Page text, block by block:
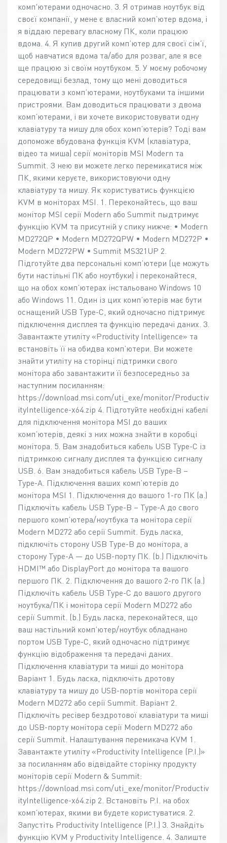
комп'ютерами одночасно. 3. Я отримав ноутбук від
своєї компанії, у мене є власний комп’ютер вдома, і
я віддаю перевагу власному ПК, коли працюю
вдома. 4. Я купив другий комп’ютер для своєї сім’ї,
щоб навчатися вдома та/або для розваг, але я все
ще працюю зі своїм ноутбуком. 5. У моєму робочому
середовищі безлад, тому що мені доводиться
працювати з комп’ютерами, ноутбуками та іншими
пристроями. Вам доводиться працювати з двома
комп’ютерами, і ви хочете використовувати одну
клавіатуру та мишу для обох комп’ютерів? Тоді вам
допоможе вбудована функція KVM (клавіатура,
відео та миша) серії моніторів MSI Modern та
Summit. З нею ви можете легко перемикатися між
ПК, якими керуєте, використовуючи одну
клавіатуру та мишу. Як користуватись функцією
KVM в моніторах MSI. 1. Переконайтесь, що ваш
монітор MSI серії Modern або Summit пыдтримує
функцію KVM та присутній у спику нижче: • Modern
MD272QP • Modern MD272QPW • Modern MD272P •
Modern MD272PW • Summit MS321UP 2.
Підготуйте два персональні комп’ютери (це можуть
бути настільні ПК або ноутбуки) і переконайтеся,
що на обох комп’ютерах інстальовано Windows 10
або Windows 11. Один із цих комп’ютерів має бути
оснащений USB Type-C, який одночасно підтримує
підключення дисплея та функцію передачі даних. 3.
Завантажте утиліту «Productivity Intelligence» та
встановіть її на обидва комп’ютери. Ви можете
знайти утиліту на сторінці підтримки свого
монітора або завантажити її безпосередньо за
наступним посиланням:
https://download.msi.com/uti_exe/monitor/Productiv
ityIntelligence-x64.zip 4. Підготуйте необхідні кабелі
для підключення монітора MSI до ваших
комп’ютерів, деякі з них можна знайти в коробці
монітора. 5. Вам знадобиться кабель USB Type-C із
підтримкою сигналу дисплея та функцією сигналу
USB. 6. Вам знадобиться кабель USB Type-B –
Type-A. Підключення ваших комп’ютерів до
монітора MSI 1. Підключення до вашого 1-го ПК (a.)
Підключіть кабель USB Type-B – Type-A до свого
першого комп’ютера/ноутбука та монітора серії
Modern MD272 або серії Summit. Будь ласка,
підключіть сторону USB Type-B до монітора, а
сторону Type-A — до USB-порту ПК. (b.) Підключіть
HDMI™ або DisplayPort до монітора та вашого
першого ПК. 2. Підключення до вашого 2-го ПК (a.)
Підключіть кабель USB Type-C до вашого другого
ноутбука/ПК і монітора серії Modern MD272 або
серії Summit. (b.) Будь ласка, переконайтеся, що
ваш настільний комп’ютер/ноутбук обладнано
портом USB Type-C, який одночасно підтримує
функцію відображення та передачі даних.
Підключення клавіатури та миші до монітора
Варіант 1. Будь ласка, підключіть дротову
клавіатуру та мишу до USB-портів монітора серії
Modern MD272 або серії Summit. Варіант 2.
Підключіть ресівер бездротової клавіатури та миші
до USB-порту монітора серії Modern MD272 або
серії Summit. Налаштування перемикача KVM 1.
Завантажте утиліту «Productivity Intelligence (P.I.)»
за посиланням або відвідайте сторінку продукту
моніторів серії Modern & Summit:
https://download.msi.com/uti_exe/monitor/Productiv
ityIntelligence-x64.zip 2. Встановіть P.I. на обох
комп’ютерах, якими ви будете користуватися. 2.
Запустіть Productivity Intelligence (P.I.) 3. Знайдіть
функцію KVM у Productivity Intelligence. 4. Залиште